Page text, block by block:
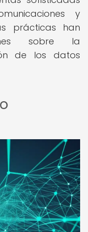
y
prácticas han
sobre la
de los datos